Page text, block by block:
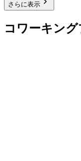
さらに表示
コワーキン